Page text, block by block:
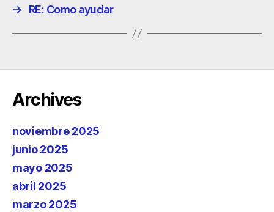
→
RE: Como ayudar
Archives
noviembre 2025
junio 2025
mayo 2025
abril 2025
marzo 2025